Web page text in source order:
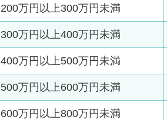
200万円以上300万円未満
300万円以上400万円未満
400万円以上500万円未満
500万円以上600万円未満
600万円以上800万円未満